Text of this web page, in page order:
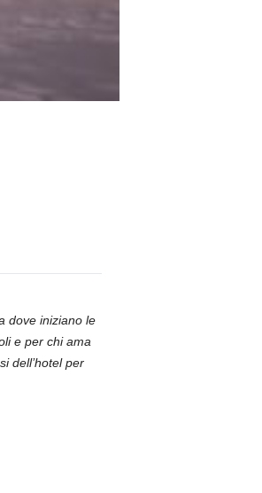
dove iniziano le
e per chi ama
dell’hotel per